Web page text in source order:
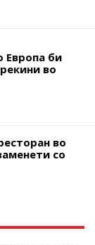
Европа би
во
во
со